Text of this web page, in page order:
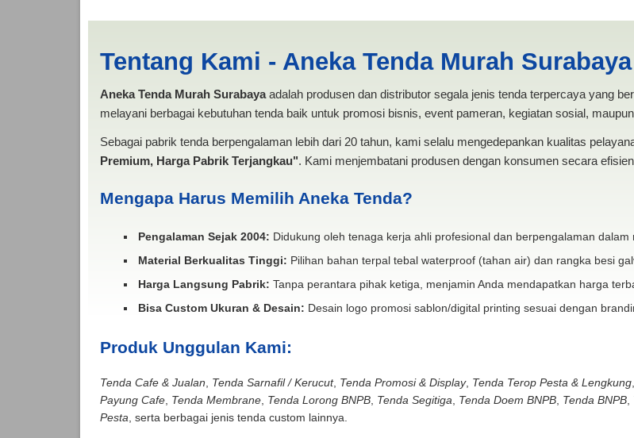
Tentang Kami - Aneka Tenda Murah Surabaya
Aneka Tenda Murah Surabayaadalah produsen dan distributor segala jenis tenda terpercaya yang
melayani berbagai kebutuhan tenda baik untuk promosi bisnis, event pameran, kegiatan sosial,
Sebagai pabrik tenda berpengalaman lebih dari 20 tahun, kami selalu mengedepankan kualitas
Premium, Harga Pabrik Terjangkau". Kami menjembatani produsen dengan konsumen secara
Mengapa Harus Memilih Aneka Tenda?
Pengalaman Sejak 2004: Didukung oleh tenaga kerja ahli profesional dan berpengalaman dalam
Material Berkualitas Tinggi: Pilihan bahan terpal tebal waterproof (tahan air) dan rangka besi
Harga Langsung Pabrik: Tanpa perantara pihak ketiga, menjamin Anda mendapatkan harga
Bisa Custom Ukuran & Desain: Desain logo promosi sablon/digital printing sesuai dengan
Produk Unggulan Kami:
Tenda Cafe & Jualan Tenda Sarnafil / Kerucut, Tenda Promosi & Display, Tenda Terop Pesta & Lengkung,
Payung Cafe, Tenda Membrane, Tenda Lorong BNPB, Tenda Segitiga Tenda Doem BNPB, Tenda BNPB,
Pesta , serta berbagai jenis tenda custom lainnya.